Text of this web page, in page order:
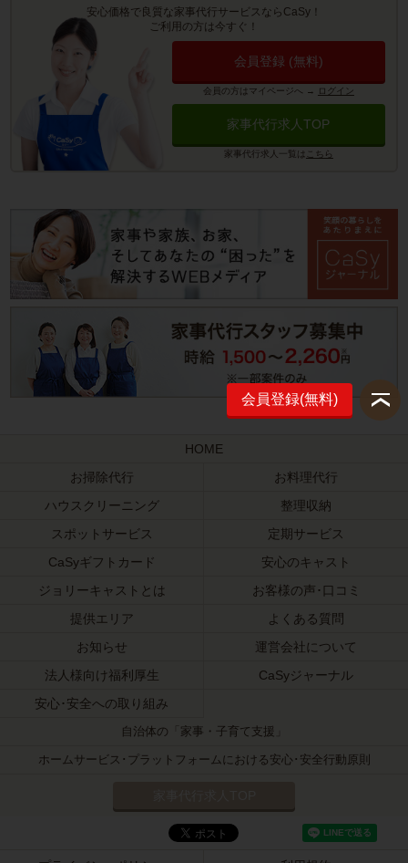
安心価格で良質な家事代行サービスならCaSy！
ご利用の方は今すぐ！
会員登録 (無料)
会員の方はマイページへ → ログイン
家事代行求人TOP
家事代行求人一覧は こちら
会員登録(無料)
HOME
お掃除代行
お料理代行
ハウスクリーニング
整理収納
スポットサービス
定期サービス
CaSyギフトカード
安心のキャスト
ジョリーキャストとは
お客様の声･口コミ
提供エリア
よくある質問
お知らせ
運営会社について
法人様向け福利厚生
CaSyジャーナル
安心･安全への取り組み
自治体の「家事・子育て支援」
ホームサービス･プラットフォームにおける安心･安全行動原則